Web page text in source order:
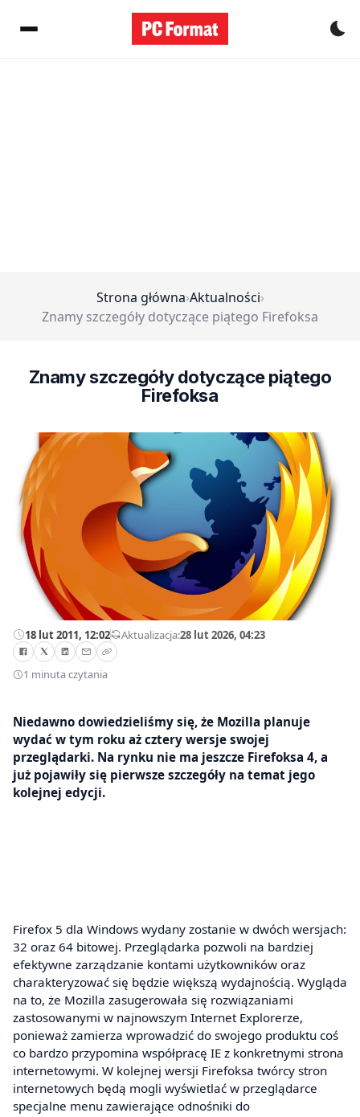
Strona główna›Aktualności›
Znamy szczegóły dotyczące piątego Firefoksa
Znamy szczegóły dotyczące piątego
Firefoksa
18 lut 2011, 12:02—Aktualizacja:28 lut 2026, 04:23
1 minuta czytania
Niedawno dowiedzieliśmy się, że Mozilla planuje
wydać w tym roku aż cztery wersje swojej
przeglądarki. Na rynku nie ma jeszcze Firefoksa 4, a
już pojawiły się pierwsze szczegóły na temat jego
kolejnej edycji.
Firefox 5 dla Windows wydany zostanie w dwóch wersjach:
32 oraz 64 bitowej. Przeglądarka pozwoli na bardziej
efektywne zarządzanie kontami użytkowników oraz
charakteryzować się będzie większą wydajnością. Wygląda
na to, że Mozilla zasugerowała się rozwiązaniami
zastosowanymi w najnowszym Internet Explorerze,
ponieważ zamierza wprowadzić do swojego produktu coś
co bardzo przypomina współpracę IE z konkretnymi strona
internetowymi. W kolejnej wersji Firefoksa twórcy stron
internetowych będą mogli wyświetlać w przeglądarce
specjalne menu zawierające odnośniki do